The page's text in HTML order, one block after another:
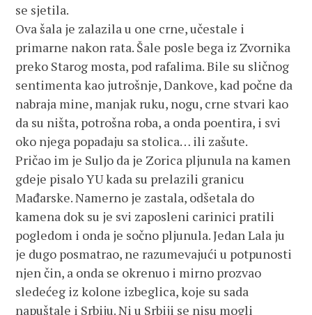
se sjetila.
Ova šala je zalazila u one crne, učestale i
primarne nakon rata. Šale posle bega iz Zvornika
preko Starog mosta, pod rafalima. Bile su sličnog
sentimenta kao jutrošnje, Dankove, kad počne da
nabraja mine, manjak ruku, nogu, crne stvari kao
da su ništa, potrošna roba, a onda poentira, i svi
oko njega popadaju sa stolica… ili zašute.
Pričao im je Suljo da je Zorica pljunula na kamen
gdeje pisalo YU kada su prelazili granicu
Mađarske. Namerno je zastala, odšetala do
kamena dok su je svi zaposleni carinici pratili
pogledom i onda je sočno pljunula. Jedan Lala ju
je dugo posmatrao, ne razumevajući u potpunosti
njen čin, a onda se okrenuo i mirno prozvao
sledećeg iz kolone izbeglica, koje su sada
napuštale i Srbiju. Ni u Srbiji se nisu mogli